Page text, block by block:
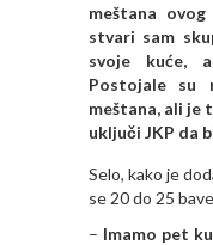
meštana
stvari sam
svoje kuće,
Postojale su
meštana, ali je
uključi JKP da
Selo, kako je
se 20 do 25
– Imamo pet